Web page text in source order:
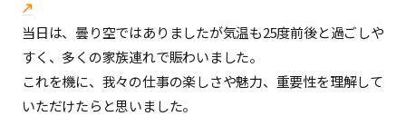
当日は、曇り空ではありましたが気温も25度前後と過ごしや
すく、多くの家族連れで賑わいました。
これを機に、我々の仕事の楽しさや魅力、重要性を理解して
いただけたらと思いました。